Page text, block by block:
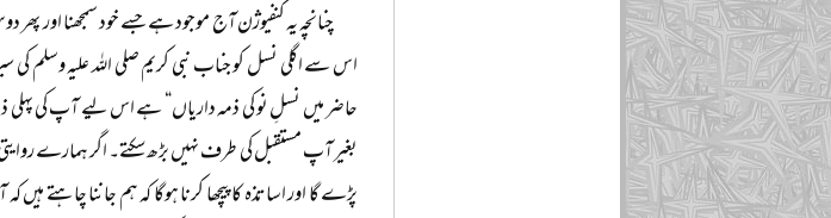
چنانچہ یہ کنفیوژن آج موجود ہے جسے خود سمجھنا اور
اس سے اگلی نسل کو جناب نبی کریم صلی اللہ علیہ وسلم
حاضر میں نسلِ نو کی ذمہ داریاں“ ہے اس لیے آپ کی پہلی
بغیر آپ مستقبل کی طرف نہیں بڑھ سکتے۔ اگر ہمارے
پڑے گا اور اساتذہ کا پیچھا کرنا ہوگا کہ ہم جاننا